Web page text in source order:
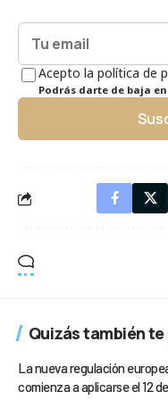
Acepto la política de
Podrás darte de baja
Quizás también
La nueva regulación
comienza a aplicarse el 12